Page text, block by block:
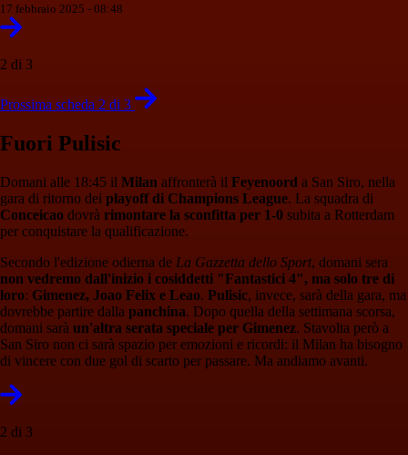
17 febbraio 2025 - 08:48
2 di 3
Prossima scheda 2 di 3
Fuori Pulisic
Domani alle 18:45 il Milan affronterà il Feyenoord a San Siro, nella
gara di ritorno dei playoff di Champions League. La squadra di
Conceicao dovrà rimontare la sconfitta per 1-0 subita a Rotterdam
per conquistare la qualificazione.
Secondo l'edizione odierna de La Gazzetta dello Sport, domani sera
non vedremo dall'inizio i cosiddetti "Fantastici 4", ma solo tre di
loro: Gimenez, Joao Felix e Leao. Pulisic, invece, sarà della gara, ma
dovrebbe partire dalla panchina. Dopo quella della settimana scorsa,
domani sarà un'altra serata speciale per Gimenez. Stavolta però a
San Siro non ci sarà spazio per emozioni e ricordi: il Milan ha bisogno
di vincere con due gol di scarto per passare. Ma andiamo avanti.
2 di 3